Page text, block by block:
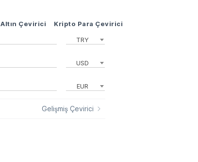
Altın Çevirici Kripto Para Çevirici
TRY
USD
EUR
Gelişmiş Çevirici